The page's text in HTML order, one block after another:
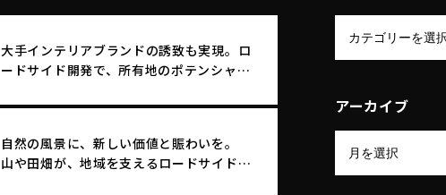
大手インテリアブランドの誘致も実現。ロ
ードサイド開発で、所有地のポテンシャル
自然の風景に、新しい価値と賑わいを。
山や田畑が、地域を支えるロードサイド店
アーカイブ